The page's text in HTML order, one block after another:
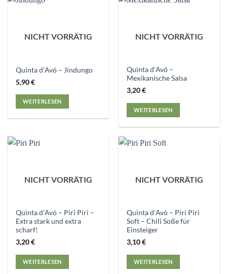
NICHT VORRÄTIG
Quinta dʼAvó – Jindungo
5,90€
WEITERLESEN
NICHT VORRÄTIG
Quinta dʼAvó –
Mexikanische Salsa
3,20€
WEITERLESEN
NICHT VORRÄTIG
Quinta dʼAvó – Piri Piri –
Extra stark und extra
scharf!
3,20€
WEITERLESEN
NICHT VORRÄTIG
Quinta dʼAvó – Piri Piri
Soft – Chili Soße für
Einsteiger
3,10€
WEITERLESEN